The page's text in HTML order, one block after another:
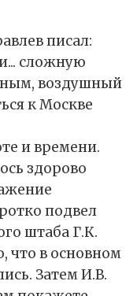
писал:
сложную
воздушный
к Москве
и времени.
здорово
подвел
штаба Г.К.
что в основном
Затем И.В.